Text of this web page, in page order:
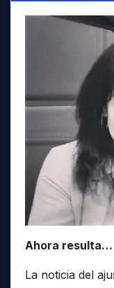
Ahora resulta…
La noticia del